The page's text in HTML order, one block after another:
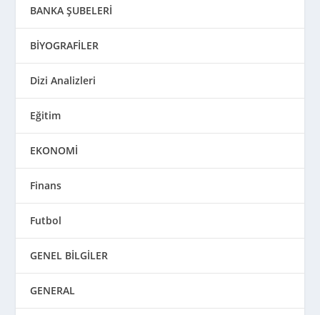
BANKA ŞUBELERİ
BİYOGRAFİLER
Dizi Analizleri
Eğitim
EKONOMİ
Finans
Futbol
GENEL BİLGİLER
GENERAL